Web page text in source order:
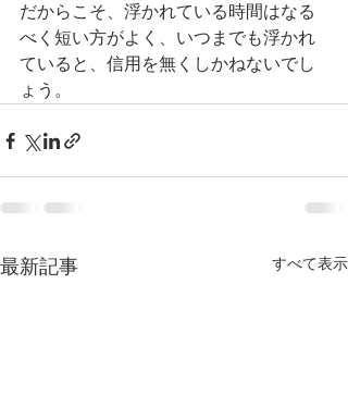
だからこそ、浮かれている時間はなる
べく短い方がよく、いつまでも浮かれ
ていると、信用を無くしかねないでし
ょう。
最新記事 すべて表示